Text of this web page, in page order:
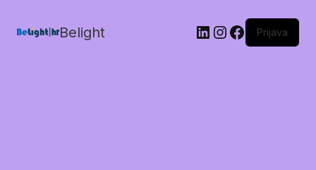
Belight Prijava